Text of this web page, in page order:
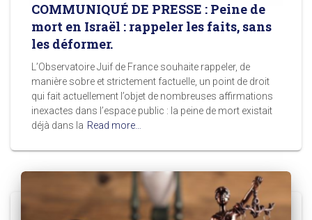
COMMUNIQUÉ DE PRESSE : Peine de
mort en Israël : rappeler les faits, sans
les déformer.
L’Observatoire Juif de France souhaite rappeler, de
manière sobre et strictement factuelle, un point de droit
qui fait actuellement l’objet de nombreuses affirmations
inexactes dans l’espace public : la peine de mort existait
déjà dans la Read more…